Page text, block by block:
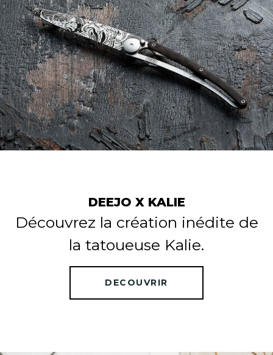
DEEJO X KALIE
Découvrez la création inédite de
la tatoueuse Kalie.
DECOUVRIR